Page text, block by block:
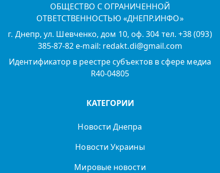
ОБЩЕСТВО С ОГРАНИЧЕННОЙ
ОТВЕТСТВЕННОСТЬЮ «ДНЕПР.ИНФО»
г. Днепр, ул. Шевченко, дом 10, оф. 304 тел. +38 (093)
385-87-82 e-mail: redakt.di@gmail.com
Идентификатор в реестре субъектов в сфере медиа
R40-04805
КАТЕГОРИИ
Новости Днепра
Новости Украины
Мировые новости